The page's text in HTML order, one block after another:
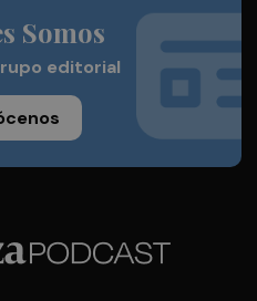
Somos
editorial